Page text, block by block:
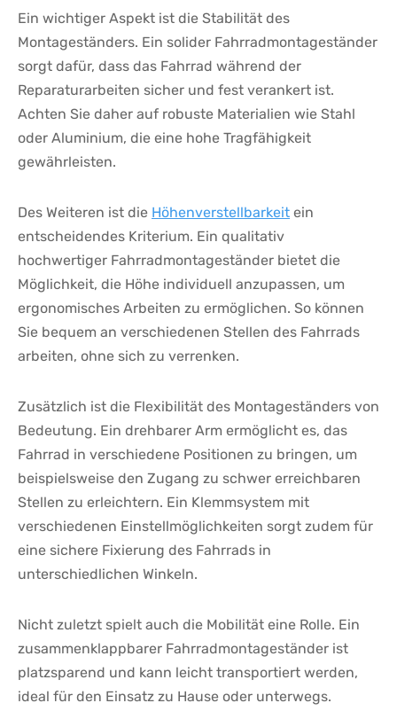
Ein wichtiger Aspekt ist die Stabilität des
Montageständers. Ein solider Fahrradmontageständer
sorgt⁣ dafür, dass ⁢das Fahrrad⁤ während der
Reparaturarbeiten sicher und fest verankert ist.
⁤Achten‍ Sie daher auf robuste Materialien wie⁢ Stahl
oder ​Aluminium, die eine hohe ​Tragfähigkeit
gewährleisten.
Des⁤ Weiteren ‍ist die Höhenverstellbarkeit ein
‍entscheidendes Kriterium. Ein ​qualitativ⁣
hochwertiger Fahrradmontageständer bietet ‌die
Möglichkeit, die Höhe individuell anzupassen, um
ergonomisches Arbeiten zu ermöglichen. So ​können
Sie bequem an verschiedenen​ Stellen des Fahrrads
arbeiten,⁤ ohne sich zu verrenken.
Zusätzlich ist die Flexibilität⁣ des Montageständers von
Bedeutung. Ein‌ drehbarer Arm ‍ermöglicht es, das
Fahrrad in verschiedene Positionen zu bringen, ‌um
‌beispielsweise⁤ den Zugang ‍zu ⁢schwer erreichbaren
Stellen zu erleichtern. ⁤Ein Klemmsystem mit
verschiedenen Einstellmöglichkeiten⁤ sorgt zudem für
eine sichere Fixierung​ des Fahrrads in
⁣unterschiedlichen Winkeln.
Nicht zuletzt spielt auch die Mobilität eine Rolle. Ein
zusammenklappbarer Fahrradmontageständer ist
platzsparend und​ kann leicht transportiert werden,
ideal für den Einsatz zu Hause⁣ oder unterwegs.